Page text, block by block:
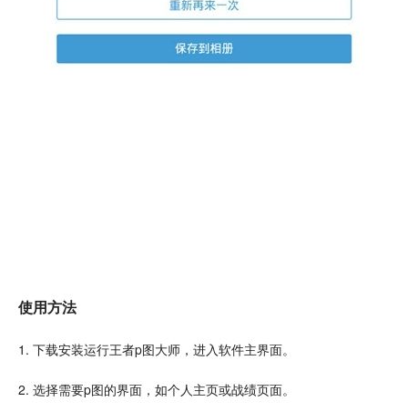
使用方法
1. 下载安装运行王者p图大师，进入软件主界面。
2. 选择需要p图的界面，如个人主页或战绩页面。